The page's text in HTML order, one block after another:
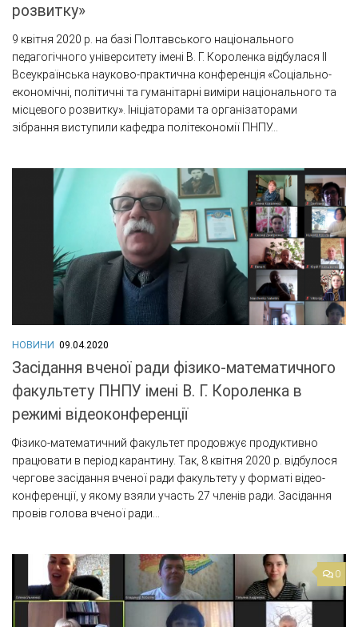
розвитку»
9 квітня 2020 р. на базі Полтавського національного
педагогічного університету імені В. Г. Короленка відбулася ІІ
Всеукраїнська науково-практична конференція «Соціально-
економічні, політичні та гуманітарні виміри національного та
місцевого розвитку». Ініціаторами та організаторами
зібрання виступили кафедра політекономії ПНПУ...
НОВИНИ 09.04.2020
Засідання вченої ради фізико-математичного
факультету ПНПУ імені В. Г. Короленка в
режимі відеоконференції
Фізико-математичний факультет продовжує продуктивно
працювати в період карантину. Так, 8 квітня 2020 р. відбулося
чергове засідання вченої ради факультету у форматі відео-
конференції, у якому взяли участь 27 членів ради. Засідання
провів голова вченої ради...
0